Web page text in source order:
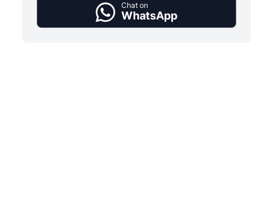
Chat on
WhatsApp